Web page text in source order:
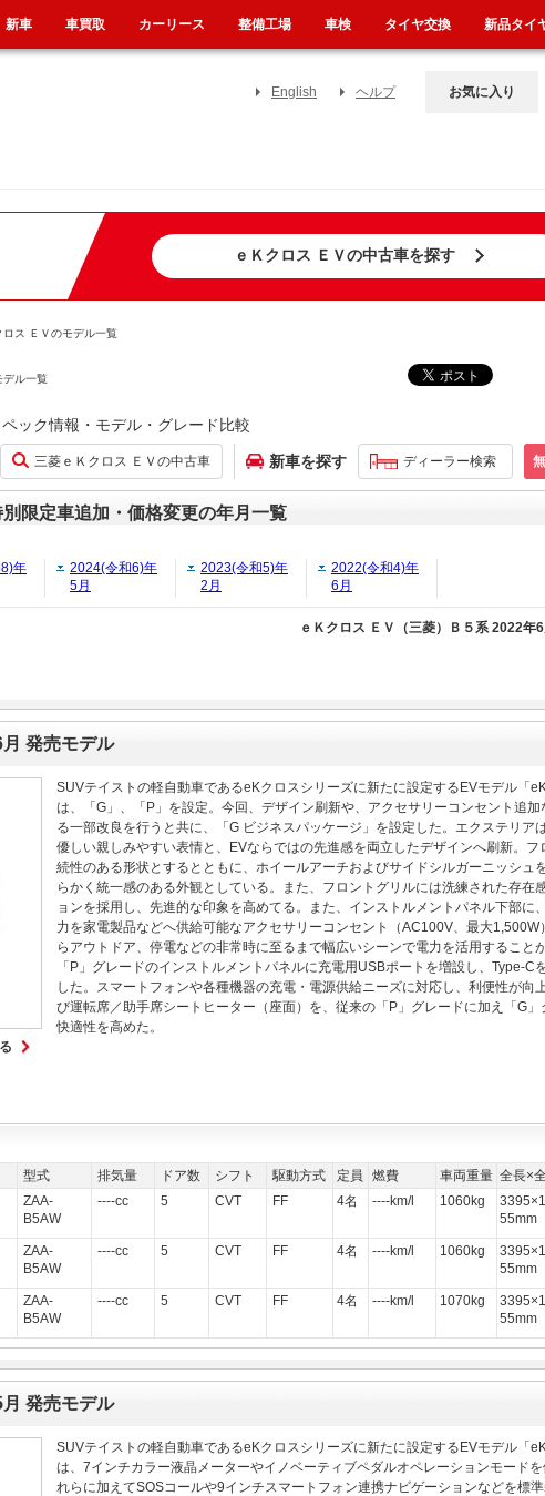
English ヘルプ お気に入り
ｅＫクロス ＥＶの中古車を探す
ロス ＥＶのモデル一覧
デル一覧
ック情報・モデル・グレード比較
新車を探す ディーラー検索
三菱ｅＫクロス ＥＶの中古車
限定車追加・価格変更の年月一覧
年
2024(令和6)年
5月
2023(令和5)年
2月
2022(令和4)年
6月
ｅＫクロス ＥＶ（三菱）Ｂ５系 2022年
発売モデル
SUVテイストの軽自動車であるeKクロスシリーズに新たに設定するEVモデル「
は、「G」、「P」を設定。今回、デザイン刷新や、アクセサリーコンセント追
る一部改良を行うと共に、「G ビジネスパッケージ」を設定した。エクステリア
優しい親しみやすい表情と、EVならではの先進感を両立したデザインへ刷新。フ
続性のある形状とするとともに、ホイールアーチおよびサイドシルガーニッシュ
らかく統一感のある外観としている。また、フロントグリルには洗練された存在
ョンを採用し、先進的な印象を高めてる。また、インストルメントパネル下部に
力を家電製品などへ供給可能なアクセサリーコンセント（AC100V、最大
らアウトドア、停電などの非常時に至るまで幅広いシーンで電力を活用すること
「P」グレードのインストルメントパネルに充電用USBポートを増設し、Type‐C
した。スマートフォンや各種機器の充電・電源供給ニーズに対応し、利便性が向
び運転席／助手席シートヒーター（座面）を、従来の「P」グレードに加え「G」
快適性を高めた。
型式 排気量 ドア数 シフト 駆動方式 定員 燃費 車両重量 全長×
ZAA-
B5AW
----cc 5 CVT FF 4名 ----km/l 1060kg
55mm
ZAA-
B5AW
----cc 5 CVT FF 4名 ----km/l 1060kg
55mm
ZAA-
B5AW
----cc 5 CVT FF 4名 ----km/l 1070kg
55mm
発売モデル
SUVテイストの軽自動車であるeKクロスシリーズに新たに設定するEVモデル「
は、7インチカラー液晶メーターやイノベーティブペダルオペレーションモード
れらに加えてSOSコールや9インチスマートフォン連携ナビゲーションなどを標
新車 車買取 カーリース 整備工場 車検 タイヤ交換 新品タイ